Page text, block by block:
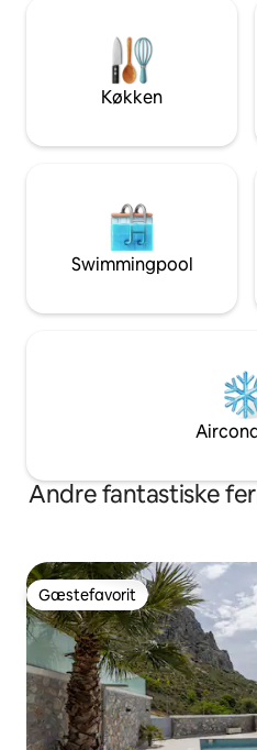
smuttur, tilbyder Villa Meraki
perfekte balance. Oplev det
denne luksuriøse villa.
Køkken
Swimmingpool
Andre fantastiske
Gæstefavorit
Gæstefavorit